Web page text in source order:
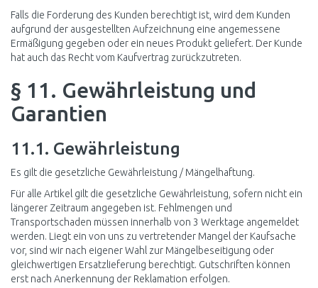
Falls die Forderung des Kunden berechtigt ist, wird dem Kunden
aufgrund der ausgestellten Aufzeichnung eine angemessene
Ermäßigung gegeben oder ein neues Produkt geliefert. Der Kunde
hat auch das Recht vom Kaufvertrag zurückzutreten.
§ 11. Gewährleistung und
Garantien
11.1. Gewährleistung
Es gilt die gesetzliche Gewährleistung / Mängelhaftung.
Für alle Artikel gilt die gesetzliche Gewährleistung, sofern nicht ein
längerer Zeitraum angegeben ist. Fehlmengen und
Transportschaden müssen innerhalb von 3 Werktage angemeldet
werden. Liegt ein von uns zu vertretender Mangel der Kaufsache
vor, sind wir nach eigener Wahl zur Mängelbeseitigung oder
gleichwertigen Ersatzlieferung berechtigt. Gutschriften können
erst nach Anerkennung der Reklamation erfolgen.